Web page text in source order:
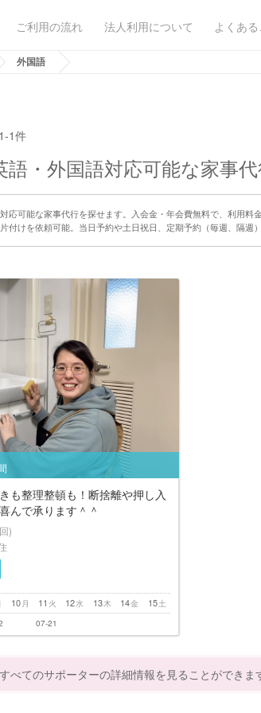
ご利用の流れ 法人利用について よくあ
外国語
1件
語・外国語対応可能な家事
応可能な家事代行を探せます。入会金・年会費無料で、利用
付けを依頼可能。当日予約や土日祝日、定期予約（毎週、隔週
も整理整頓も！断捨離や押し入
んで承ります＾＾
)
月
10 火
11 水
12 木
13 金
14 土
15
07-21
べてのサポーターの詳細情報を見ることができま